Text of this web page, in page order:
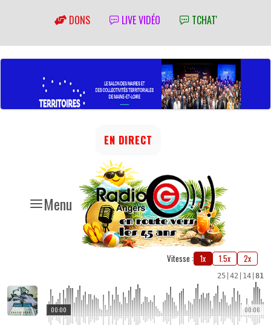
DONS LIVE VIDÉO TCHAT'
Menu
EN DIRECT
Vitesse : 1x 1.5x 2x
25 42 14 81
00:06
00:00